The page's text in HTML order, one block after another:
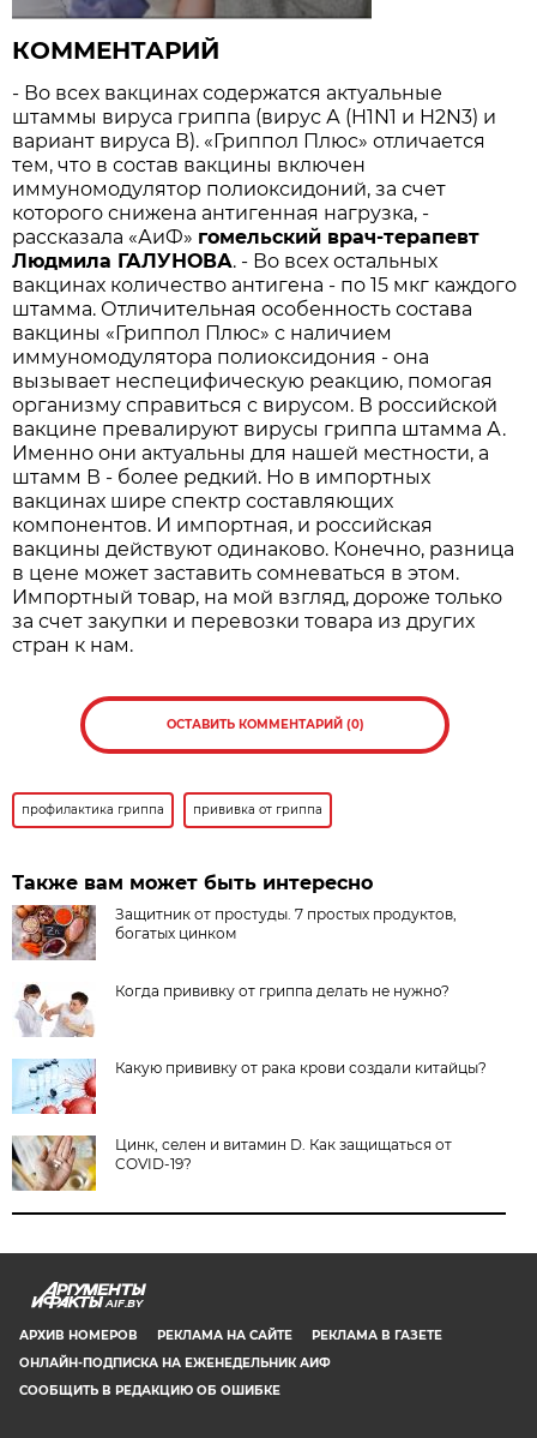
КОММЕНТАРИЙ
- Во всех вакцинах содержатся актуальные
штаммы вируса гриппа (вирус А (H1N1 и H2N3) и
вариант вируса В). «Гриппол Плюс» отличается
тем, что в состав вакцины включен
иммуномодулятор полиоксидоний, за счет
которого снижена антигенная нагрузка, -
рассказала «АиФ» гомельский врач-терапевт
Людмила ГАЛУНОВА. - Во всех остальных
вакцинах количество антигена - по 15 мкг каждого
штамма. Отличительная особенность состава
вакцины «Гриппол Плюс» с наличием
иммуномодулятора полиоксидония - она
вызывает неспецифическую реакцию, помогая
организму справиться с вирусом. В российской
вакцине превалируют вирусы гриппа штамма А.
Именно они актуальны для нашей местности, а
штамм В - более редкий. Но в импортных
вакцинах шире спектр составляющих
компонентов. И импортная, и российская
вакцины действуют одинаково. Конечно, разница
в цене может заставить сомневаться в этом.
Импортный товар, на мой взгляд, дороже только
за счет закупки и перевозки товара из других
стран к нам.
ОСТАВИТЬ КОММЕНТАРИЙ (0)
профилактика гриппа прививка от гриппа
Также вам может быть интересно
Защитник от простуды. 7 простых продуктов,
богатых цинком
Когда прививку от гриппа делать не нужно?
Какую прививку от рака крови создали китайцы?
Цинк, селен и витамин D. Как защищаться от
COVID-19?
AIF.BY
АРХИВ НОМЕРОВ РЕКЛАМА НА САЙТЕ
РЕКЛАМА В ГАЗЕТЕ
ОНЛАЙН-ПОДПИСКА НА ЕЖЕНЕДЕЛЬНИК АИФ
СООБЩИТЬ В РЕДАКЦИЮ ОБ ОШИБКЕ